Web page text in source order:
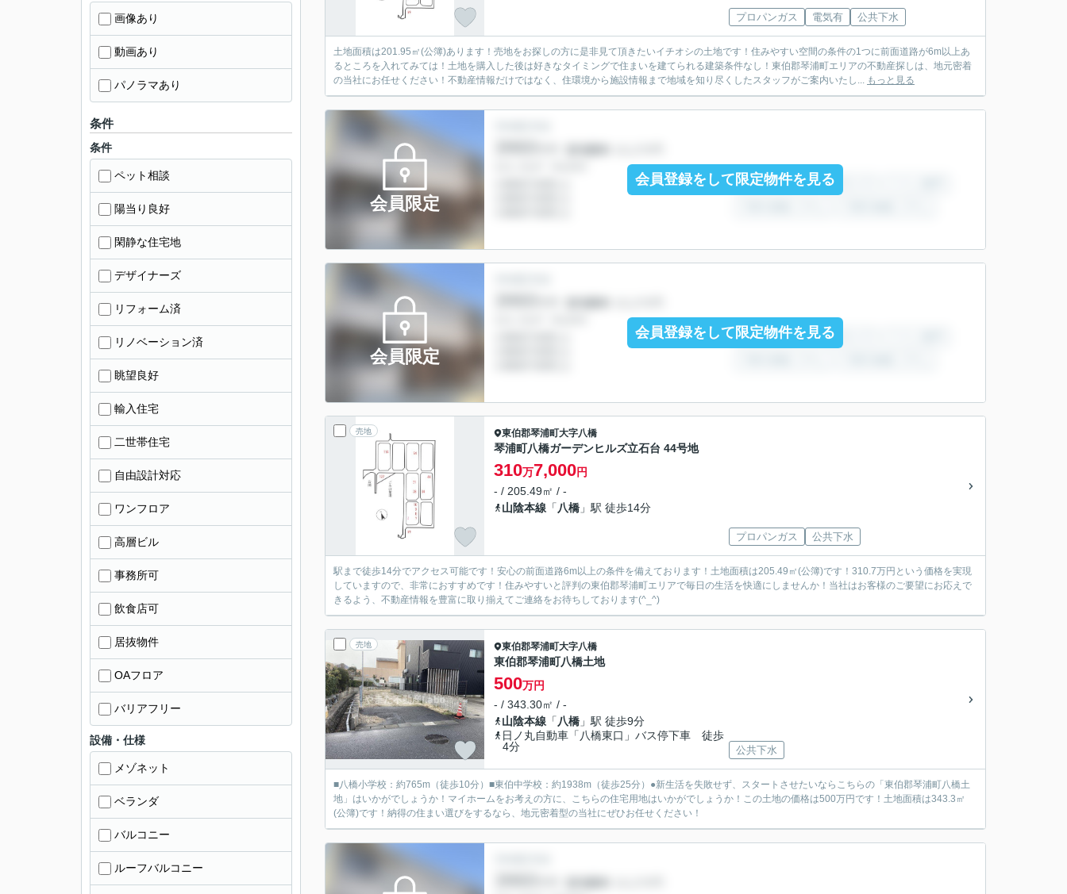
プロパンガス 電気有 公共下水
土地面積は201.95㎡(公簿)あります！売地をお探しの方に是非見て頂きたいイチオシの土地です！住みやすい空間の条件の1つに前面道路が6m以上あ
るところを入れてみては！土地を購入した後は好きなタイミングで住まいを建てられる建築条件なし！東伯郡琴浦町エリアの不動産探しは、地元密着
の当社にお任せください！不動産情報だけではなく、住環境から施設情報まで地域を知り尽くしたスタッフがご案内いたし... もっと見る
会員限定
会員登録をして限定物件を見る
会員限定
会員登録をして限定物件を見る
売地 東伯郡琴浦町大字八橋
琴浦町八橋ガーデンヒルズ立石台 44号地
310万7,000円
- / 205.49㎡ / -
山陰本線 「 八橋 」駅 徒歩14分
プロパンガス 公共下水
駅まで徒歩14分でアクセス可能です！安心の前面道路6m以上の条件を備えております！土地面積は205.49㎡(公簿)です！310.7万円という価格を実現
していますので、非常におすすめです！住みやすいと評判の東伯郡琴浦町エリアで毎日の生活を快適にしませんか！当社はお客様のご要望にお応えで
きるよう、不動産情報を豊富に取り揃えてご連絡をお待ちしております(^_^)
売地 東伯郡琴浦町大字八橋
東伯郡琴浦町八橋土地
500万円
- / 343.30㎡ / -
山陰本線 「 八橋 」駅 徒歩9分
日ノ丸自動車「八橋東口」バス停下車 徒歩
4分
公共下水
■八橋小学校：約765m（徒歩10分）■東伯中学校：約1938m（徒歩25分）●新生活を失敗せず、スタートさせたいならこちらの「東伯郡琴浦町八橋土
地」はいかがでしょうか！マイホームをお考えの方に、こちらの住宅用地はいかがでしょうか！この土地の価格は500万円です！土地面積は343.3㎡
(公簿)です！納得の住まい選びをするなら、地元密着型の当社にぜひお任せください！
画像あり
動画あり
パノラマあり
条件
条件
ペット相談
陽当り良好
閑静な住宅地
デザイナーズ
リフォーム済
リノベーション済
眺望良好
輸入住宅
二世帯住宅
自由設計対応
ワンフロア
高層ビル
事務所可
飲食店可
居抜物件
OAフロア
バリアフリー
設備・仕様
メゾネット
ベランダ
バルコニー
ルーフバルコニー